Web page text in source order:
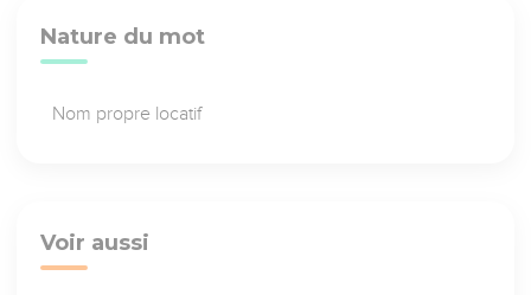
Nature du mot
Nom propre locatif
Voir aussi